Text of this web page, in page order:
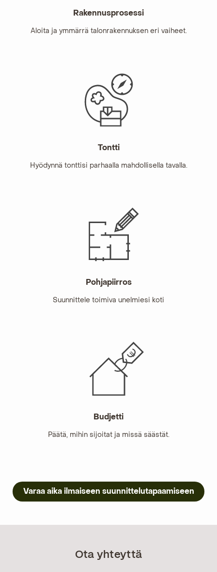
Rakennus­prosessi
Aloita ja ymmärrä talonrakennuksen eri vaiheet.
Tontti
Hyödynnä tonttisi parhaalla mahdollisella tavalla.
Pohja­piirros
Suunnittele toimiva unelmiesi koti
Budjetti
Päätä, mihin sijoitat ja missä säästät.
Varaa aika ilmaiseen suunnittelutapaamiseen
Ota yhteyttä